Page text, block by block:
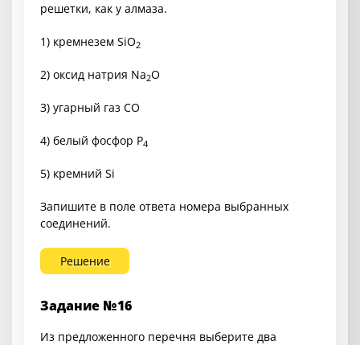
решетки, как у алмаза.
1) кремнезем SiO2
2) оксид натрия Na2O
3) угарный газ CO
4) белый фосфор P4
5) кремний Si
Запишите в поле ответа номера выбранных
соединений.
Решение
Задание №16
Из предложенного перечня выберите два